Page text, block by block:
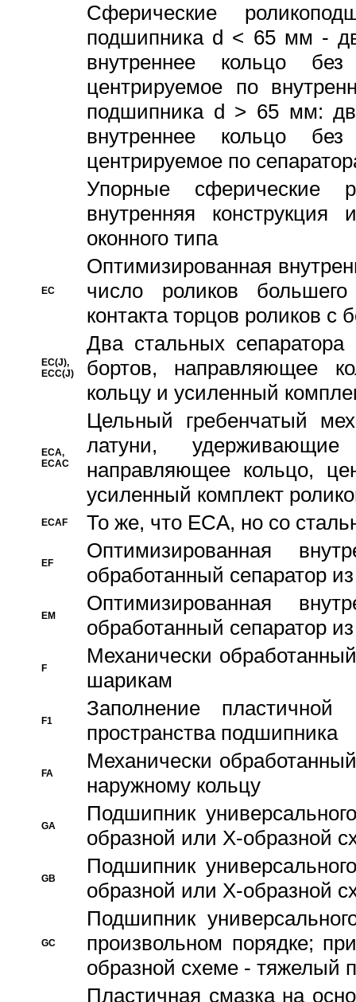
Сферические
подшипника d < 65 мм -
внутреннее кольцо
центрируемое по
подшипника d > 65 мм:
внутреннее кольцо
центрируемое по
Упорные сферические
внутренняя
оконного типа
EC
Oптимизированная
число роликов
контакта торцов роликов с
EC(J),
ECC(J)
Два стальных сепаратора
бортов, направляющее
кольцу и усиленный
ECA,
ECAC
Цельный гребенчатый
латуни,
направляющее кольцо,
усиленный комплект
ECAF То же, что ECA, но со
EF
Оптимизированная
обработанный сепаратор
EM
Оптимизированная
обработанный сепаратор
F
Механически
шарикам
F1
Заполнение
пространства подшипника
FA
Механически
наружному кольцу
GA
Подшипник
образной или Х-образной
GB
Подшипник
образной или Х-образной
GC
Подшипник
произвольном порядке;
образной схеме - тяжелый
Пластичная смазка на